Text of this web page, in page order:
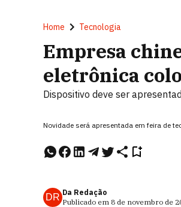
Home Tecnologia
Empresa
eletrônica
Dispositivo deve ser
Novidade será apresentada em feira de
DR Da Redação
Publicado em 8 de novembro de